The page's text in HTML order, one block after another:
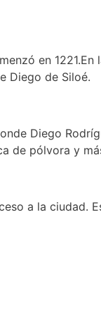
en 1221.En
Diego de Siloé.
Diego
de pólvora y
a la ciudad.